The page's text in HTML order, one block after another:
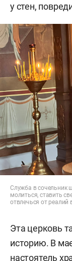
у стен,
Служба в сочельник
молиться, ставить
отвлечься от реалий
Эта церковь
историю. В
настоятель